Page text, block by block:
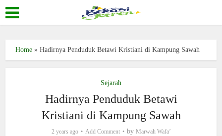
Home »Hadirnya Penduduk Betawi Kristiani di Kampung Sawah
Sejarah
Hadirnya Penduduk Betawi
Kristiani di Kampung Sawah
2 years ago Add Comment by Marwah Wafa’